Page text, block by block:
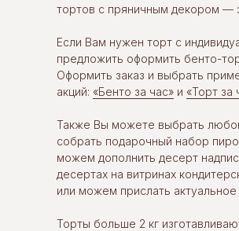
тортов с пряничным декором —
Если Вам нужен торт с
предложить оформить бенто-
Оформить заказ и выбрать
акций: «Бенто за час» и «Торт за
Также Вы можете выбрать
собрать подарочный набор
можем дополнить десерт
десертах на витринах
или можем прислать
Торты больше 2 кг